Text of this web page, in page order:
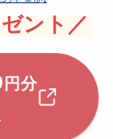
ント／
円分